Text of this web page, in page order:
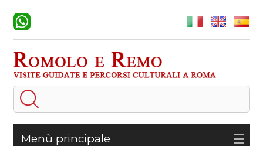
Menù principale